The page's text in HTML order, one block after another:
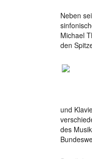
Neben
Michael
den
und
des